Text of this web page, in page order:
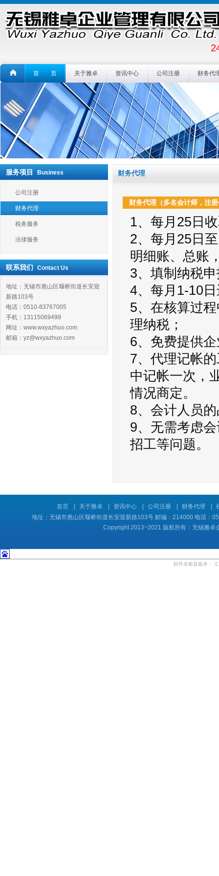
首 页 关于雅卓 资讯中心 公司注册 财务代
服务项目 Business
公司注册
财务代理
税务服务
法律服务
联系我们 Contact Us
地址：无锡市惠山区堰桥街道长安迎
新路103号
电话：0510-83767005
手机：13115069499
网址：www.wxyazhuo.com
邮箱：yz@wxyazhuo.com
财务代理
财务代理（多名会计师，注
1、每月25日
2、每月25日
明细账、总账
3、填制纳税
4、每月1-10
5、在核算过
理纳税；
6、免费提供
7、代理记帐
中记帐一次，
情况商定。
8、会计人员
9、无需考虑
招工等问题。
首页 关于雅卓 资讯中心 公司注册 财务代理
地址：无锡市惠山区堰桥街道长安迎新路103号 邮编：214000 电话：
Copyright 2013~2021 版权所有：无锡雅
软件名称及版本：